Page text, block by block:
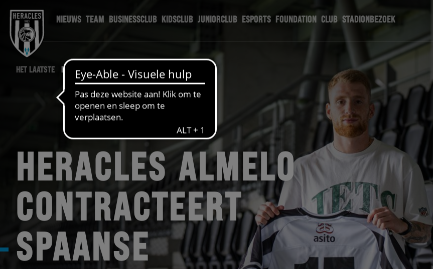
NIEUWS TEAM BUSINESSCLUB KIDSCLUB JUNIORCLUB ESPORTS FOUNDATION CLUB STADIONBEZOEK
HET LAATSTE HERACLES NIEUWS
HERACLES ALMELO
CONTRACTEERT
SPAANSE